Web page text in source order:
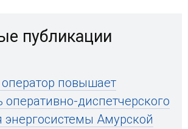
публикации
повышает
оперативно-диспетчерского
энергосистемы Амурской